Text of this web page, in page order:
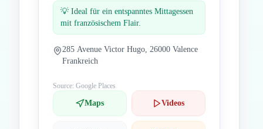
💡 Ideal für ein entspanntes Mittagessen
mit französischem Flair.
285 Avenue Victor Hugo, 26000 Valence
Frankreich
Source: Google Places
Maps Videos